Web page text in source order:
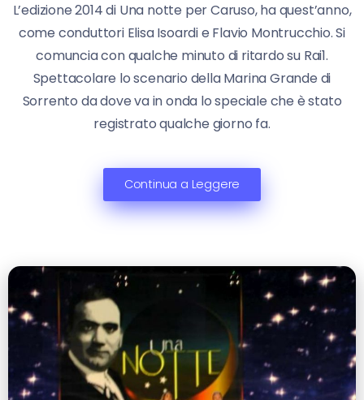
L’edizione 2014 di Una notte per Caruso, ha quest’anno,
come conduttori Elisa Isoardi e Flavio Montrucchio. Si
comuncia con qualche minuto di ritardo su Rai1.
Spettacolare lo scenario della Marina Grande di
Sorrento da dove va in onda lo speciale che è stato
registrato qualche giorno fa.
Continua a Leggere